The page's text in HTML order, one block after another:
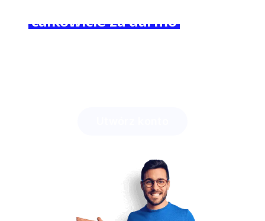
całkowicie za darmoi poczuj